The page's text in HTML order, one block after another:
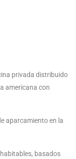
privada distribuido
americana con
aparcamiento en la
basados